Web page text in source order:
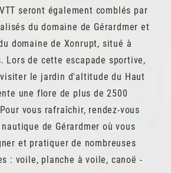
seront également comblés par
du domaine de Gérardmer et
domaine de Xonrupt, situé à
Lors de cette escapade sportive,
le jardin d'altitude du Haut
une flore de plus de 2500
vous rafraîchir, rendez-vous
de Gérardmer où vous
et pratiquer de nombreuses
: voile, planche à voile, canoë -